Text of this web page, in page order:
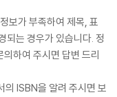
보가 부족하여 제목, 표
되는 경우가 있습니다. 정
하여 주시면 답변 드리
의 ISBN을 알려 주시면 보